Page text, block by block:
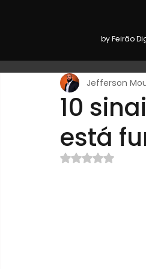
by Feirão
10
está
Jefferson
Avaliado com